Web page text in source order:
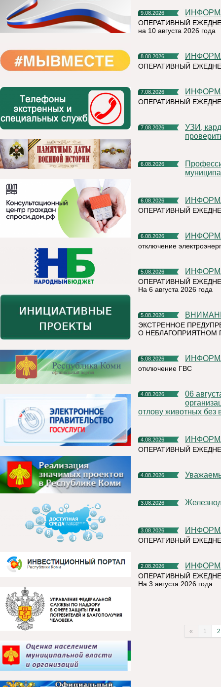
9.08.2026
ОПЕРАТИВНЫЙ
на 10 августа 2026 года
8.08.2026
ОПЕРАТИВНЫЙ
7.08.2026
ОПЕРАТИВНЫЙ
7.08.2026
УЗИ, кардиочек-ап и флюорограф: что можно успеть
6.08.2026
Профессиональное развитие в цифровом университете
6.08.2026
ОПЕРАТИВНЫЙ
6.08.2026
отключение
5.08.2026
ОПЕРАТИВНЫЙ
На 6 августа 2026 года
5.08.2026
ЭКСТРЕННОЕ
О НЕБЛАГОПРИЯТНОМ
5.08.2026
отключение ГВС
4.08.2026
06 августа 2026 года на территории Княжпогостского района,
отлову животных без
4.08.2026
ОПЕРАТИВНЫЙ
4.08.2026
3.08.2026
3.08.2026
ОПЕРАТИВНЫЙ
2.08.2026
ОПЕРАТИВНЫЙ
На 3 августа 2026 года
« 1 2